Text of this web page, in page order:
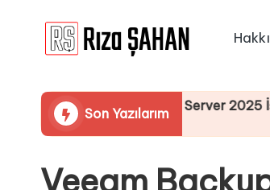
content
ı
z
a
Bilgi
Paylaşım
Portalı
Son Yazılarım
Windows Server 2025 İşletim
Veeam